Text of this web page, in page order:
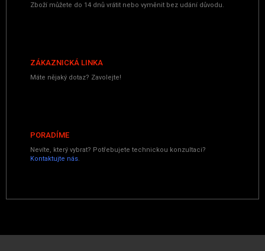
Zboží můžete do 14 dnů vrátit nebo vyměnit bez udání důvodu.
ZÁKAZNICKÁ LINKA
Máte nějaký dotaz? Zavolejte!
PORADÍME
Nevíte, který vybrat? Potřebujete technickou konzultaci?
Kontaktujte nás